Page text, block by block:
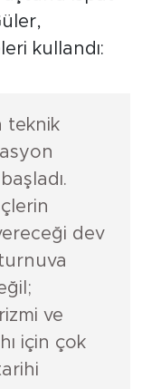
ispat
teknik
dev
ve
için çok